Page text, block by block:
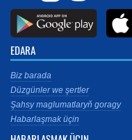
EDARA
Biz barada
Düzgünler we şertler
Şahsy maglumatlaryň goragy
Habarlaşmak üçin